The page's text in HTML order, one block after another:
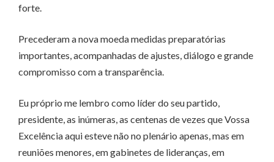
forte.
Precederam a nova moeda medidas preparatórias
importantes, acompanhadas de ajustes, diálogo e grande
compromisso com a transparência.
Eu próprio me lembro como líder do seu partido,
presidente, as inúmeras, as centenas de vezes que Vossa
Excelência aqui esteve não no plenário apenas, mas em
reuniões menores, em gabinetes de lideranças, em